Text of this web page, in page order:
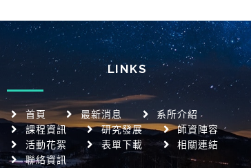
LINKS
首頁 最新消息
系所介紹
課程資訊
研究發展
師資陣容
活動花絮
表單下載
相關連結
聯絡資訊